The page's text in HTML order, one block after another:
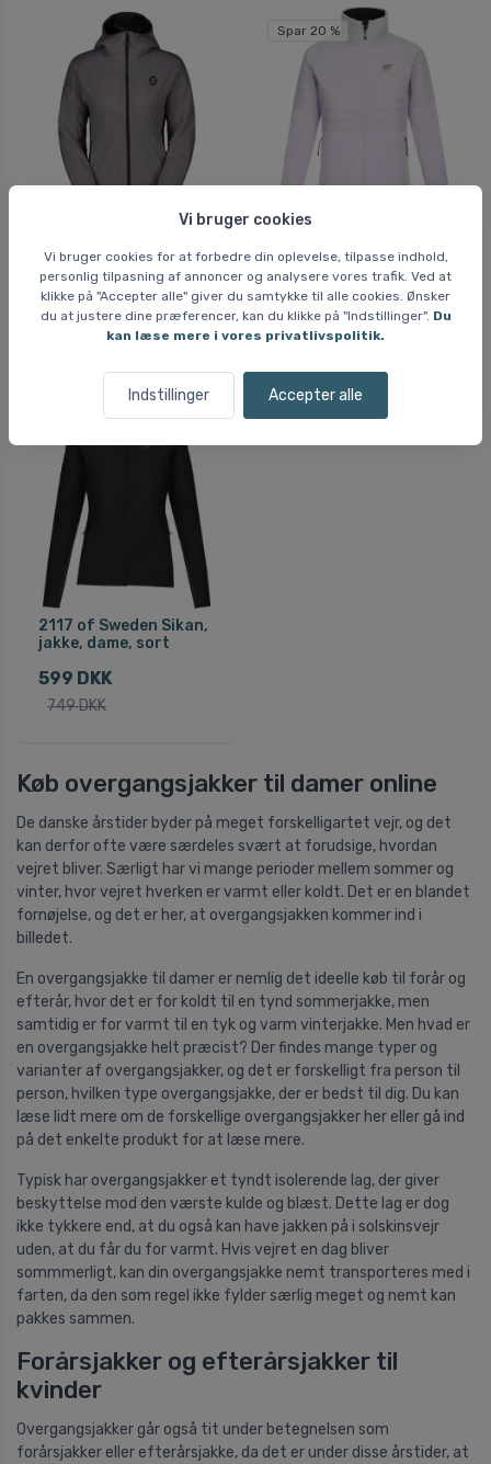
Vi bruger cookies
Vi bruger cookies for at forbedre din oplevelse, tilpasse indhold,
personlig tilpasning af annoncer og analysere vores trafik. Ved at
klikke på "Accepter alle" giver du samtykke til alle cookies. Ønsker
du at justere dine præferencer, kan du klikke på "Indstillinger". Du
kan læse mere i vores privatlivspolitik.
Indstillinger Accepter alle
jakke, dame, grå/sort
900 DKK
Spar 20 %
jakke, dame, lilla
599 DKK
749 DKK
2117 of Sweden Sikan,
jakke, dame, sort
599 DKK
749 DKK
Køb overgangsjakker til damer online
De danske årstider byder på meget forskelligartet vejr, og det
kan derfor ofte være særdeles svært at forudsige, hvordan
vejret bliver. Særligt har vi mange perioder mellem sommer og
vinter, hvor vejret hverken er varmt eller koldt. Det er en blandet
fornøjelse, og det er her, at overgangsjakken kommer ind i
billedet.
En overgangsjakke til damer er nemlig det ideelle køb til forår og
efterår, hvor det er for koldt til en tynd sommerjakke, men
samtidig er for varmt til en tyk og varm vinterjakke. Men hvad er
en overgangsjakke helt præcist? Der findes mange typer og
varianter af overgangsjakker, og det er forskelligt fra person til
person, hvilken type overgangsjakke, der er bedst til dig. Du kan
læse lidt mere om de forskellige overgangsjakker her eller gå ind
på det enkelte produkt for at læse mere.
Typisk har overgangsjakker et tyndt isolerende lag, der giver
beskyttelse mod den værste kulde og blæst. Dette lag er dog
ikke tykkere end, at du også kan have jakken på i solskinsvejr
uden, at du får du for varmt. Hvis vejret en dag bliver
sommmerligt, kan din overgangsjakke nemt transporteres med i
farten, da den som regel ikke fylder særlig meget og nemt kan
pakkes sammen.
Forårsjakker og efterårsjakker til
kvinder
Overgangsjakker går også tit under betegnelsen som
forårsjakker eller efterårsjakke, da det er under disse årstider, at